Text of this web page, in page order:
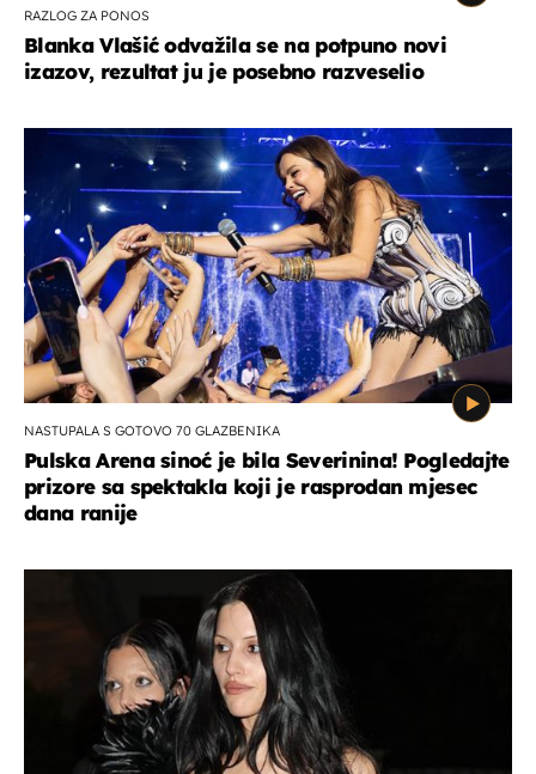
RAZLOG ZA PONOS
Blanka Vlašić odvažila se na potpuno novi
izazov, rezultat ju je posebno razveselio
NASTUPALA S GOTOVO 70 GLAZBENIKA
Pulska Arena sinoć je bila Severinina! Pogledajte
prizore sa spektakla koji je rasprodan mjesec
dana ranije